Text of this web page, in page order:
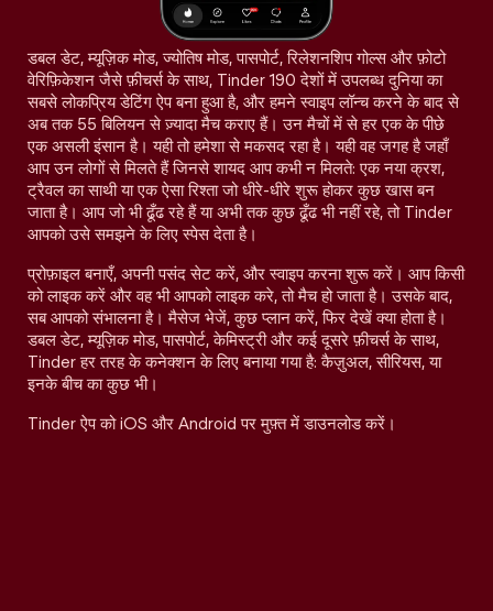
डबल डेट, म्यूज़िक मोड, ज्योतिष मोड, पासपोर्ट, रिलेशनशिप गोल्स और फ़ोटो
वेरिफ़िकेशन जैसे फ़ीचर्स के साथ, Tinder 190 देशों में उपलब्ध दुनिया का
सबसे लोकप्रिय डेटिंग ऐप बना हुआ है, और हमने स्वाइप लॉन्च करने के बाद से
अब तक 55 बिलियन से ज़्यादा मैच कराए हैं। उन मैचों में से हर एक के पीछे
एक असली इंसान है। यही तो हमेशा से मकसद रहा है। यही वह जगह है जहाँ
आप उन लोगों से मिलते हैं जिनसे शायद आप कभी न मिलते: एक नया क्रश,
ट्रैवल का साथी या एक ऐसा रिश्ता जो धीरे-धीरे शुरू होकर कुछ खास बन
जाता है। आप जो भी ढूँढ रहे हैं या अभी तक कुछ ढूँढ भी नहीं रहे, तो Tinder
आपको उसे समझने के लिए स्पेस देता है।
प्रोफ़ाइल बनाएँ, अपनी पसंद सेट करें, और स्वाइप करना शुरू करें। आप किसी
को लाइक करें और वह भी आपको लाइक करे, तो मैच हो जाता है। उसके बाद,
सब आपको संभालना है। मैसेज भेजें, कुछ प्लान करें, फिर देखें क्या होता है।
डबल डेट, म्यूज़िक मोड, पासपोर्ट, केमिस्ट्री और कई दूसरे फ़ीचर्स के साथ,
Tinder हर तरह के कनेक्शन के लिए बनाया गया है: कैज़ुअल, सीरियस, या
इनके बीच का कुछ भी।
Tinder ऐप को iOS और Android पर मुफ़्त में डाउनलोड करें।